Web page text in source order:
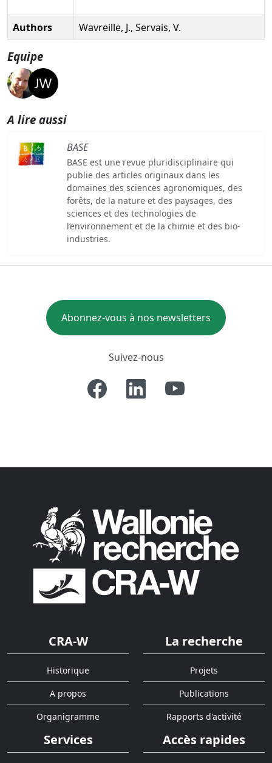
Authors Wavreille, J., Servais, V.
Equipe
A lire aussi
BASE
BASE est une revue pluridisciplinaire qui
publie des articles originaux dans les
domaines des sciences agronomiques, des
forêts, de la nature et des paysages, des
sciences et des technologies de
l’environnement et de la chimie et des bio-
industries.
Abonnez-vous à nos newsletters
Suivez-nous
CRA-W
Historique
A propos
Organigramme
La recherche
Projets
Publications
Rapports d'activité
Services Accès rapides